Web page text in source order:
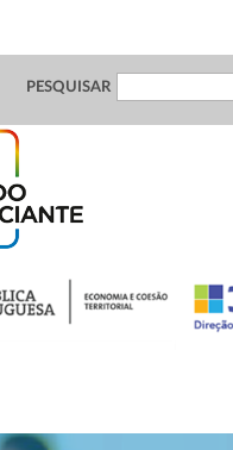
PESQUISAR